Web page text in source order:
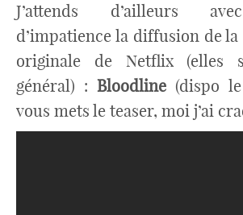
J’attends d’ailleurs
d’impatience la diffusion de
originale de Netflix (elles
général) :Bloodline (dispo
vous mets le teaser, moi j’ai